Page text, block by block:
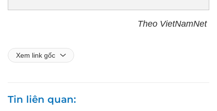
Theo VietNamNet
Xem link gốc
Tin liên quan